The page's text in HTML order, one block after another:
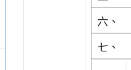
六、
七、